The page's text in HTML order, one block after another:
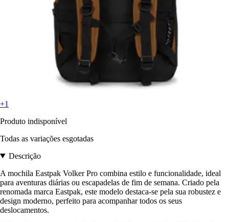
+1
Produto indisponível
Todas as variações esgotadas
Descrição
A mochila Eastpak Volker Pro combina estilo e funcionalidade, ideal
para aventuras diárias ou escapadelas de fim de semana. Criado pela
renomada marca Eastpak, este modelo destaca-se pela sua robustez e
design moderno, perfeito para acompanhar todos os seus
deslocamentos.